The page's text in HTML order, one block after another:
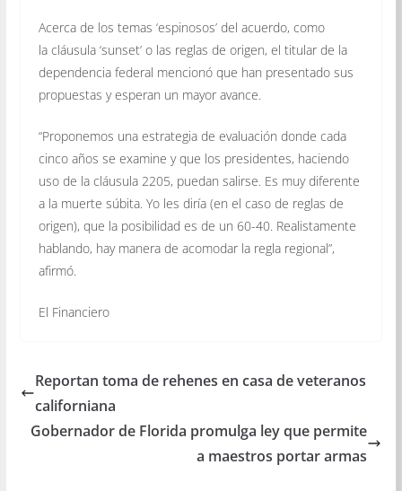
Acerca de los temas ‘espinosos’ del acuerdo, como
la cláusula ‘sunset’ o las reglas de origen, el titular de la
dependencia federal mencionó que han presentado sus
propuestas y esperan un mayor avance.
“Proponemos una estrategia de evaluación donde cada
cinco años se examine y que los presidentes, haciendo
uso de la cláusula 2205, puedan salirse. Es muy diferente
a la muerte súbita. Yo les diría (en el caso de reglas de
origen), que la posibilidad es de un 60-40. Realistamente
hablando, hay manera de acomodar la regla regional”,
afirmó.
El Financiero
Reportan toma de rehenes en casa de veteranos
californiana
Gobernador de Florida promulga ley que permite
a maestros portar armas